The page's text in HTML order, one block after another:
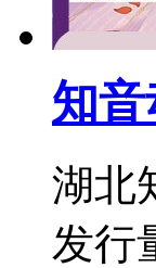
知音
湖北
发行